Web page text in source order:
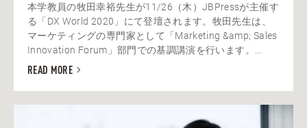
本学教員の牧田幸裕先生が11/26（木）JBPressが主催す
る「DX World 2020」にて登壇されます。牧田先生は、
マーケティングの専門家として「Marketing &amp; Sales
Innovation Forum」部門での基調講演を行います。...
READ MORE